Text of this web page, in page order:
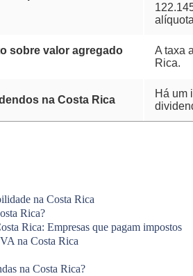
sobre valor agregado
A taxa
Rica.
na Costa Rica
Há um
na Costa Rica
Rica?
Rica: Empresas que pagam impostos
na Costa Rica
na Costa Rica?